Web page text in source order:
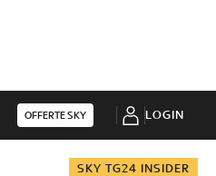
OFFERTE SKY LOGIN
SKY TG24 INSIDER